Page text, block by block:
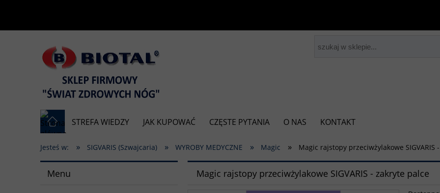
STREFA WIEDZY JAK KUPOWAĆ CZĘSTE PYTANIA O NAS KONTAKT
Jesteś w: » SIGVARIS (Szwajcaria) » WYROBY MEDYCZNE » Magic » Magic rajstopy przeciwżylakowe SIGVARIS
Menu Magic rajstopy przeciwżylakowe SIGVARIS - zakryte palce